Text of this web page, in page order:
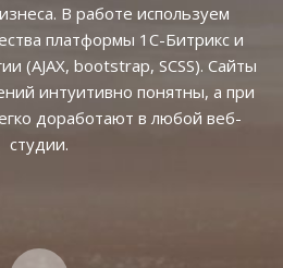
В работе используем
платформы 1С-Битрикс и
(AJAX, bootstrap, SCSS). Сайты
интуитивно понятны, а при
доработают в любой веб-
студии.